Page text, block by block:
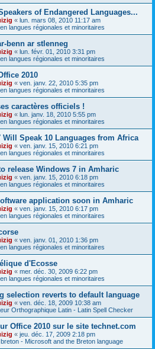
of Endangered Languages...
« lun. mars 08, 2010 11:17 am
langues régionales et minoritaires
benn ar stlenneg
« lun. févr. 01, 2010 3:31 pm
langues régionales et minoritaires
2010
« ven. janv. 22, 2010 5:35 pm
langues régionales et minoritaires
caractères officiels !
« lun. janv. 18, 2010 5:55 pm
langues régionales et minoritaires
Speak 10 Languages from Africa
« ven. janv. 15, 2010 6:21 pm
langues régionales et minoritaires
release Windows 7 in Amharic
« ven. janv. 15, 2010 6:18 pm
langues régionales et minoritaires
application soon in Amharic
« ven. janv. 15, 2010 6:17 pm
langues régionales et minoritaires
« ven. janv. 01, 2010 1:36 pm
langues régionales et minoritaires
d'Ecosse
« mer. déc. 30, 2009 6:22 pm
langues régionales et minoritaires
selection reverts to default language
« ven. déc. 18, 2009 10:38 am
Orthographique Latin - Latin Spell Checker
Office 2010 sur le site technet.com
« jeu. déc. 17, 2009 2:18 pm
- Microsoft and the Breton language